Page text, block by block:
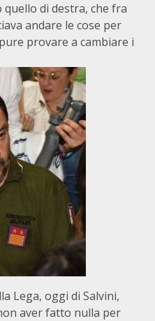
di destra, che fra
andare le cose per
provare a cambiare i
Lega, oggi di Salvini,
aver fatto nulla per